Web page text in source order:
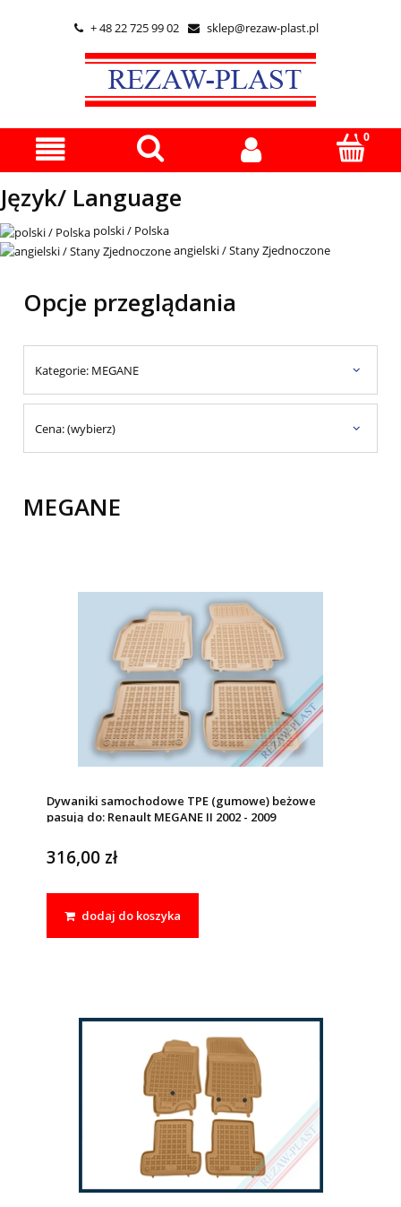
 + 48 22 725 99 02  sklep@rezaw-plast.pl
Język/ Language
polski / Polska
angielski / Stany Zjednoczone
Opcje przeglądania
Kategorie: MEGANE
Cena: (wybierz)
MEGANE
Dywaniki samochodowe TPE (gumowe) beżowe
pasują do: Renault MEGANE II 2002 - 2009
316,00 zł
dodaj do koszyka